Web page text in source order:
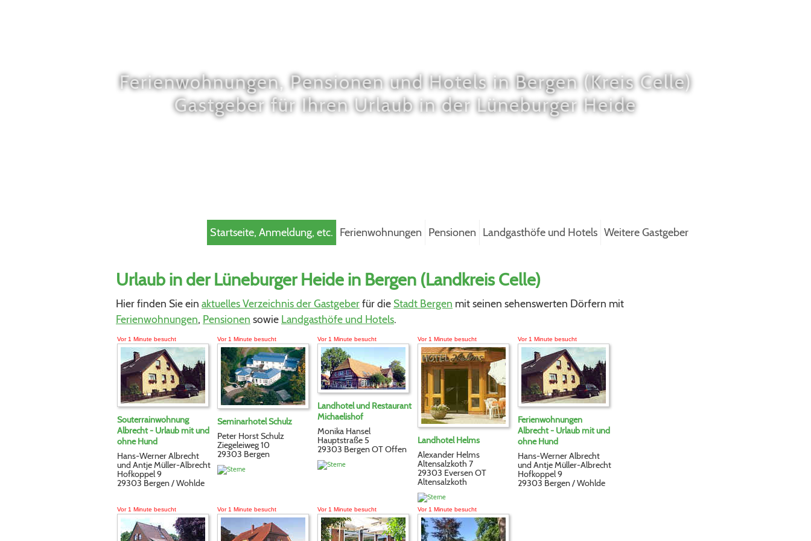
Ferienwohnungen, Pensionen und Hotels in Bergen (Kreis Celle)
Gastgeber für Ihren Urlaub in der Lüneburger Heide
Startseite, Anmeldung, etc. Ferienwohnungen Pensionen Landgasthöfe und Hotels Weitere Gastgeber
Urlaub in der Lüneburger Heide in Bergen (Landkreis Celle)
Hier finden Sie ein aktuelles Verzeichnis der Gastgeberfür die Stadt Bergen mit seinen sehenswerten Dörfern mit
Ferienwohnungen, Pensionen sowie Landgasthöfe und Hotels.
Vor 1 Minute besucht
Souterrainwohnung
Albrecht - Urlaub mit und
ohne Hund
Hans-Werner Albrecht
und Antje Müller-Albrecht
Hofkoppel 9
29303 Bergen / Wohlde
Vor 1 Minute besucht
Seminarhotel Schulz
Peter Horst Schulz
Ziegeleiweg 10
29303 Bergen
Vor 1 Minute besucht
Landhotel und Restaurant
Michaelishof
Monika Hansel
Hauptstraße 5
29303 Bergen OT Offen
Vor 1 Minute besucht
Landhotel Helms
Alexander Helms
Altensalzkoth 7
29303 Eversen OT
Altensalzkoth
Vor 1 Minute besucht
Ferienwohnungen
Albrecht - Urlaub mit und
ohne Hund
Hans-Werner Albrecht
und Antje Müller-Albrecht
Hofkoppel 9
29303 Bergen / Wohlde
Vor 1 Minute besucht Vor 1 Minute besucht Vor 1 Minute besucht Vor 1 Minute besucht